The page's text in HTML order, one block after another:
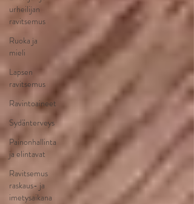
urheilijan
ravitsemus
Ruoka ja
mieli
Lapsen
ravitsemus
Ravintoaineet
Sydänterveys
Painonhallinta
ja elintavat
Ravitsemus
raskaus- ja
imetysaikana